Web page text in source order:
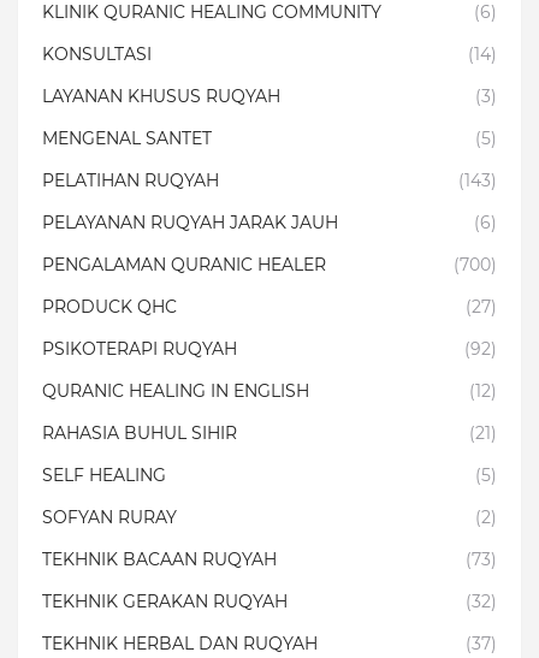
KLINIK QURANIC HEALING COMMUNITY
(6)
KONSULTASI
(14)
LAYANAN KHUSUS RUQYAH
(3)
MENGENAL SANTET
(5)
PELATIHAN RUQYAH
(143)
PELAYANAN RUQYAH JARAK JAUH
(6)
PENGALAMAN QURANIC HEALER
(700)
PRODUCK QHC
(27)
PSIKOTERAPI RUQYAH
(92)
QURANIC HEALING IN ENGLISH
(12)
RAHASIA BUHUL SIHIR
(21)
SELF HEALING
(5)
SOFYAN RURAY
(2)
TEKHNIK BACAAN RUQYAH
(73)
TEKHNIK GERAKAN RUQYAH
(32)
TEKHNIK HERBAL DAN RUQYAH
(37)